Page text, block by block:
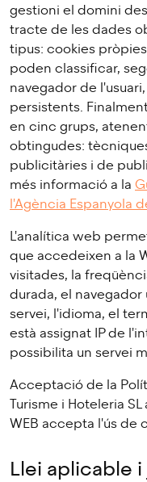
gestioni el domini
tracte de les dades
tipus: cookies
poden classificar,
navegador de
persistents.
en cinc grups,
obtingudes:
publicitàries i de
més informació a la
l'Agència Espanyola
L'analítica web
que accedeixen a la
visitades, la
durada, el
servei, l'idioma, el
està assignat IP de
possibilita un servei
Acceptació de la
Turisme i Hoteleria
WEB accepta l'ús de
Llei aplicable